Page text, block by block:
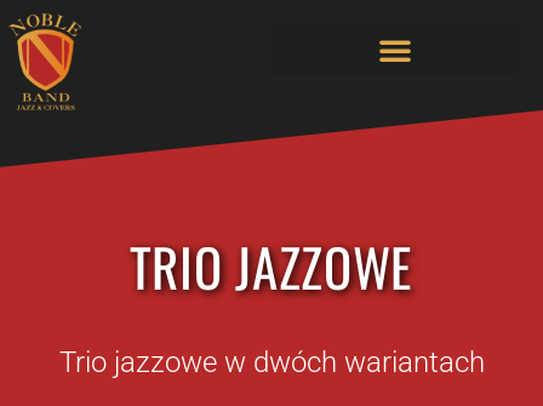
TRIO JAZZOWE
Trio jazzowe w dwóch wariantach